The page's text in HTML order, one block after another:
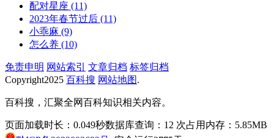
配对星座 (11)
2023年春节过后 (11)
小乖麻 (9)
怎么养 (10)
免责申明 网站索引 文章归档 标签归档
Copyright2025 百科搜 网站地图.
百科搜，汇聚全网百科知识相关内容。
页面加载时长：0.049秒数据库查询：12 次占用内存：5.85MB